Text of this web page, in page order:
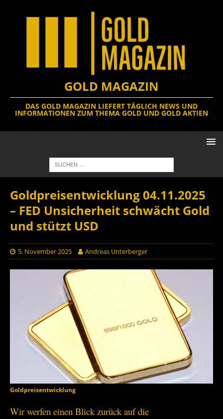
GOLD MAGAZIN
DAS GOLD MAGAZIN LIEFERT TÄGLICH NEWS UND
INFORMATIONEN ZUM THEMA GOLD UND GOLD AKTIEN
Goldpreisentwicklung 04.11.2025
– FED Unsicherheit schwächt Gold
und stützt USD
5. November 2025 Andreas Unterberger
Goldpreisentwicklung
Wir werfen einen Blick zurück auf die